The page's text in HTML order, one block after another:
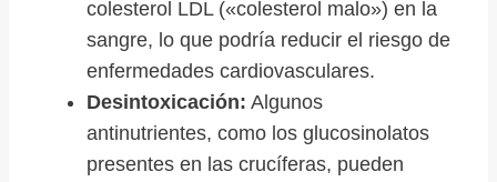
colesterol LDL («colesterol malo») en la
sangre, lo que podría reducir el riesgo de
enfermedades cardiovasculares.
Desintoxicación: Algunos
antinutrientes, como los glucosinolatos
presentes en las crucíferas, pueden